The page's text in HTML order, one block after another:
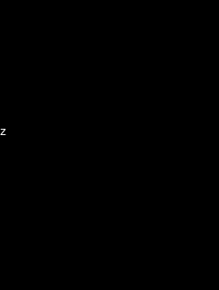
Locataire